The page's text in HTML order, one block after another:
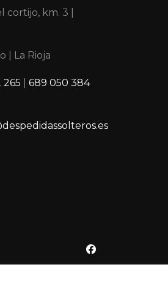
km. 3 |
La Rioja
265 689 050 384